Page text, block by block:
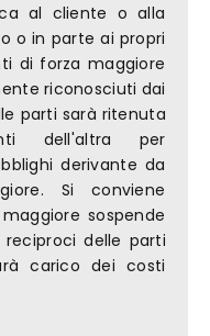
al cliente o alla
o in parte ai propri
di forza maggiore
riconosciuti dai
parti sarà ritenuta
dell'altra per
derivante da
Si conviene
sospende
delle parti
carico dei costi